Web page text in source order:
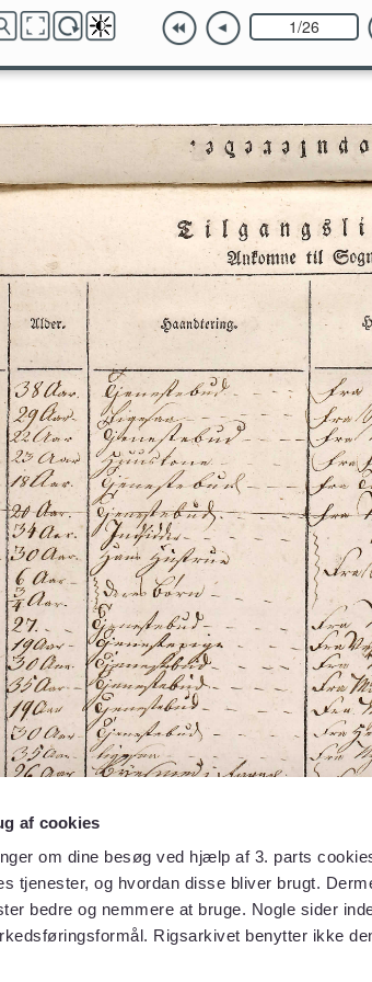
af cookies
om dine besøg ved hjælp af 3. parts
tjenester, og hvordan disse bliver brugt.
bedre og nemmere at bruge. Nogle sider
Rigsarkivet benytter ikke